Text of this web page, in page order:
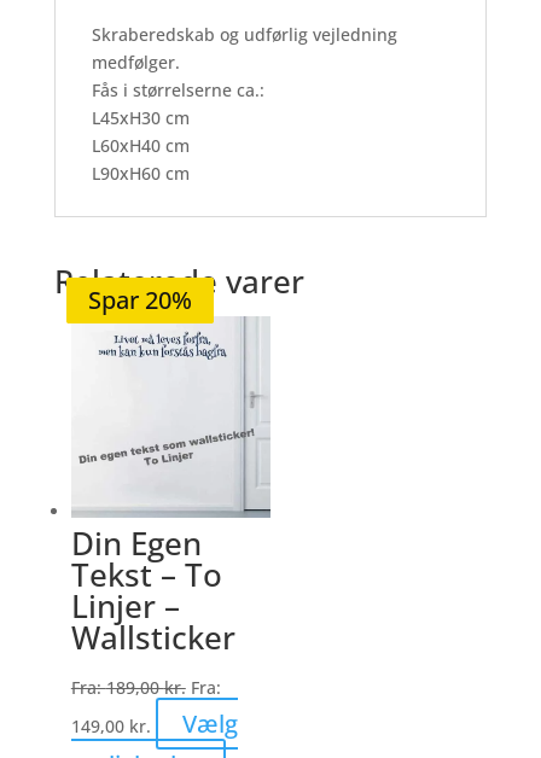
Skraberedskab og udførlig vejledning
medfølger.
Fås i størrelserne ca.:
L45xH30 cm
L60xH40 cm
L90xH60 cm
Relaterede varer
Spar 20%
Din Egen
Tekst – To
Linjer –
Wallsticker
Fra:189,00kr. Fra:
149,00 kr.
Vælg
Spar 20%
Spar 20%
Spar 20%
Spar 20%